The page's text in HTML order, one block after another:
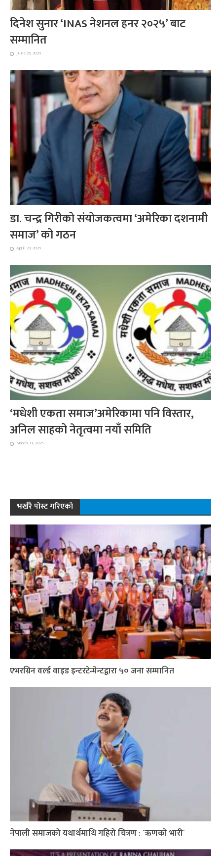
दिनेश सुनार ‘INAS नेशनल हनर २०२५’ बाट
सम्मानित
June 25, 2025
डा. चन्द्र गिरीको संयोजकत्वमा ‘अमेरिका दशनामी
समाज’ को गठन
April 23, 2025
‘मधेशी एकता समाज’अमेरिकामा पनि विस्तार,
अनिल साहको नेतृत्वमा नयाँ समिति
March 11, 2025
भर्खरै पोस्ट गरिएको
एभरग्रिन वर्ल्ड वाइड इन्टरटेन्मेन्टद्वारा ५० जना सम्मानित
नेपाली समाजको यथार्थमाथि गहिरो चित्रण : ´ऋणको भारी`